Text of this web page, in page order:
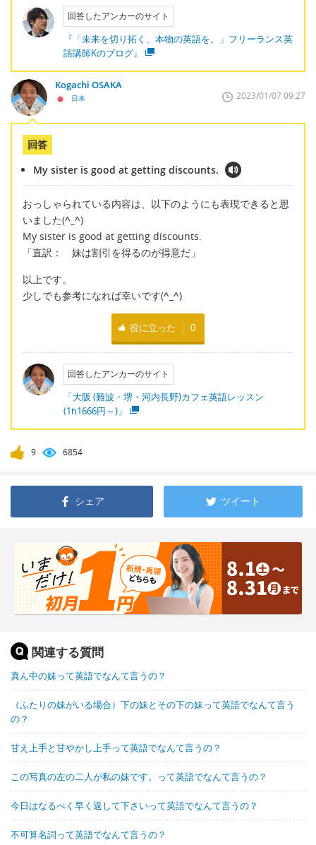
回答したアンカーのサイト
『「未来を切り拓く、本物の英語を。」フリーランス英
語講師Kのブログ』
Kogachi OSAKA
日本 2023/01/07 09:27
回答
My sister is good at getting discounts.
おっしゃられている内容は、以下のようにも表現できると思
いました(^_^)
My sister is good at getting discounts.
「直訳： 妹は割引を得るのが得意だ」
以上です。
少しでも参考になれば幸いです(^_^)
役に立った 0
回答したアンカーのサイト
「大阪 (難波・堺・河内長野)カフェ英語レッスン
(1h1666円～)」
9 6854
シェア ツイート
関連する質問
真ん中の妹って英語でなんて言うの？
（ふたりの妹がいる場合）下の妹とその下の妹って英語でなんて言う
の？
甘え上手と甘やかし上手って英語でなんて言うの？
この写真の左の二人が私の妹です。って英語でなんて言うの？
今日はなるべく早く返して下さいって英語でなんて言うの？
不可算名詞って英語でなんて言うの？